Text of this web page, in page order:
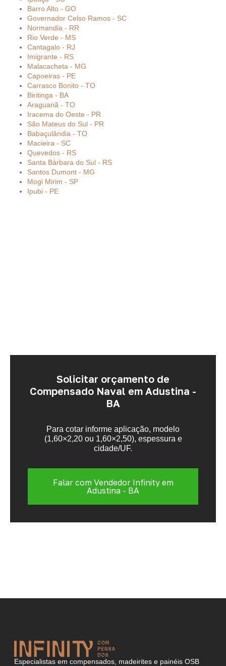
Barro Alto - GO
Governador Celso Ramos - SC
Normandia - RR
Rio Verde - MS
Cantagalo - RJ
Imigrante - RS
Malacacheta - MG
Capoeiras - PE
Carrasco Bonito - TO
Biritinga - BA
Araguanã - TO
Iracema do Oeste - PR
São Mateus do Sul - PR
Babaçulândia - TO
Macieira - SC
Quevedos - RS
Santa Bárbara do Sul - RS
Santos Dumont - MG
Mogi Mirim - SP
Ipubi - PE
Solicitar orçamento de
Compensado Naval em Adustina -
BA
Para cotar informe aplicação, modelo
(1,60×2,20 ou 1,60×2,50), espessura e
cidade/UF.
Falar com Vendedor Infinity em
Adustina - BA
Especialistas em compensados, madeirites e painéis OSB